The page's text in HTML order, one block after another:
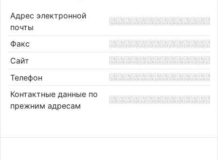
Адрес электронной
почты
Факс
Сайт
Телефон
Контактные данные по
прежним адресам